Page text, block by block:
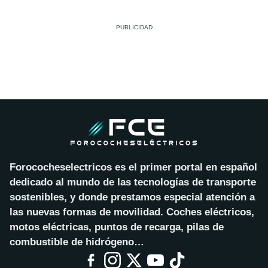
Forococheselectricos es el primer portal en español
dedicado al mundo de las tecnologías de transporte
sostenibles, y donde prestamos especial atención a
las nuevas formas de movilidad. Coches eléctricos,
motos eléctricas, puntos de recarga, pilas de
combustible de hidrógeno…